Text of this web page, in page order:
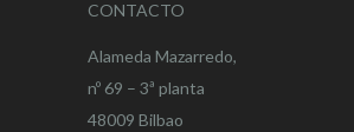
CONTACTO
Alameda Mazarredo,
nº 69 – 3ª planta
48009 Bilbao